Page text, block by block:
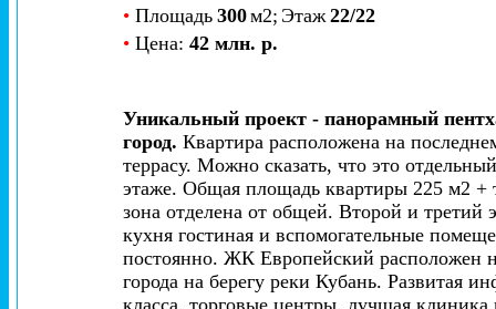
• Площадь 300м2; Этаж 22/22
• Цена: 42 млн. р.
Уникальный проект - панорамный
город. Квартира расположена на
террасу. Можно сказать, что это
этаже. Общая площадь квартиры 225 м2 +
зона отделена от общей. Второй и третий
кухня гостиная и вспомогательные
постоянно. ЖК Европейский расположен
города на берегу реки Кубань. Развитая
класса, торговые центры, лучшая